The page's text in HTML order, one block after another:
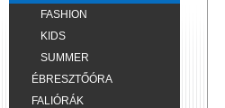
FASHION
KIDS
SUMMER
ÉBRESZTŐÓRA
FALIÓRÁK